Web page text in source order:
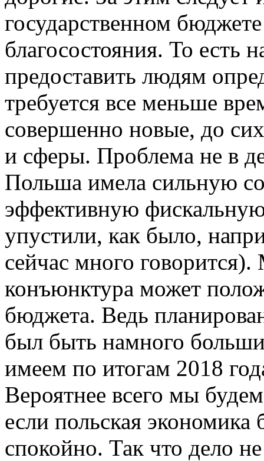
государственном
благосостояния. То есть
предоставить людям
требуется все меньше
совершенно новые, до
и сферы. Проблема не в
Польша имела сильную
эффективную
упустили, как было,
сейчас много
конъюнктура может
бюджета. Ведь
был быть намного
имеем по итогам 2018
Вероятнее всего мы
если польская экономика
спокойно. Так что дело